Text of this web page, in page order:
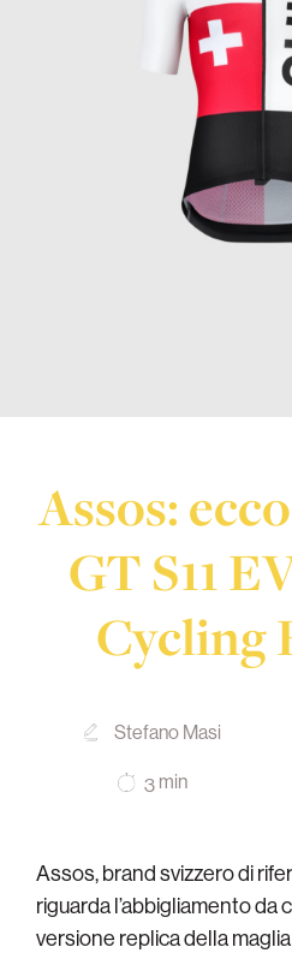
Assos:
GT S11
Cycling
Stefano Masi
3 min
Assos, brand svizzero di
riguarda l’abbigliamento da
versione replica della